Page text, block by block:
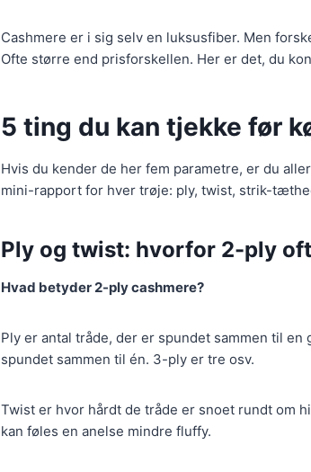
Cashmere er i sig selv en luksusfiber. Men
Ofte større end prisforskellen. Her er det, du
5 ting du kan tjekke før
Hvis du kender de her fem parametre, er du
mini-rapport for hver trøje: ply, twist, strik-
Ply og twist: hvorfor 2-ply
Hvad betyder 2-ply cashmere?
Ply er antal tråde, der er spundet sammen til
spundet sammen til én. 3-ply er tre osv.
Twist er hvor hårdt de tråde er snoet rundt om
kan føles en anelse mindre fluffy.